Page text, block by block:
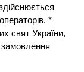
*
свят України,
замовлення